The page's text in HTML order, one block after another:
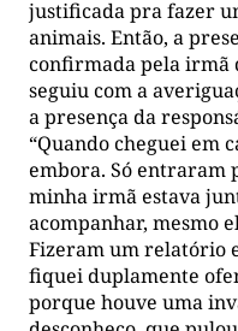
justificada pra fazer
animais. Então, a
confirmada pela irmã
seguiu com a
a presença da
“Quando cheguei em
embora. Só entraram
minha irmã estava
acompanhar, mesmo
Fizeram um relatório
fiquei duplamente
porque houve uma